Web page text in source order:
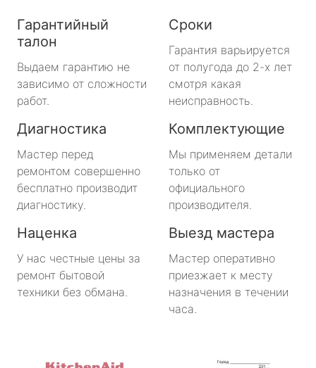
Гарантийный
талон
Выдаем гарантию не
зависимо от сложности
работ.
Сроки
Гарантия варьируется
от полугода до 2-х лет
смотря какая
неисправность.
Диагностика
Мастер перед
ремонтом совершенно
бесплатно производит
диагностику.
Комплектующие
Мы применяем детали
только от
официального
производителя.
Наценка
У нас честные цены за
ремонт бытовой
техники без обмана.
Выезд мастера
Мастер оперативно
приезжает к месту
назначения в течении
часа.